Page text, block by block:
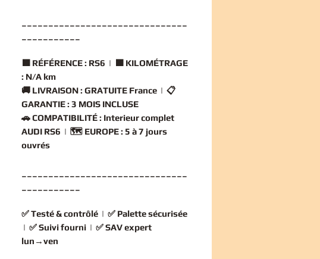
🟧 RÉFÉRENCE : RS6 | 🟧 KILOMÉTRAGE
: N/A km
🚚 LIVRAISON : GRATUITE France | 📋
GARANTIE : 3 MOIS INCLUSE
🚗COMPATIBILITÉ : Interieur complet
AUDI RS6 | 🗺️ EUROPE : 5 à 7 jours
ouvrés
✅Testé & contrôlé | ✅ Palette sécurisée
| ✅Suivi fourni | ✅SAV expert
lun→ven